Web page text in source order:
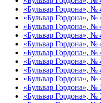
«Бульвар Гордона», №
«Бульвар Гордона», №
«Бульвар Гордона», №
«Бульвар Гордона», №
«Бульвар Гордона», №
«Бульвар Гордона», №
«Бульвар Гордона», №
«Бульвар Гордона», №
«Бульвар Гордона», №
«Бульвар Гордона», №
«Бульвар Гордона», №